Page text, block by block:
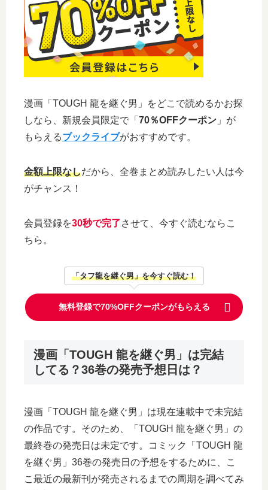
漫画「TOUGH 龍を継ぐ男」をどこで読めるかお探
しなら、新規会員限定で「 70％OFFクーポン 」が
もらえるブックライブがおすすめです。
金額上限なしだから、全巻まとめ読みしたい人は今
がチャンス！
会員登録を30秒で完了させて、今すぐ読むならこ
ちら。
「タフ龍を継ぐ男」を今すぐ読む！
無料登録で70%OFFクーポンがもらえる
漫画「TOUGH 龍を継ぐ男」は完結
してる？36巻の発売予想日は？
漫画「TOUGH 龍を継ぐ男」は現在連載中で未完結
の作品です。そのため、「TOUGH 龍を継ぐ男」の
最終巻の発売日は未定です。コミック「TOUGH 龍
を継ぐ男」36巻の発売日の予想をするために、こ
こ最近の最新刊が発売されるまでの周期を調べてみ